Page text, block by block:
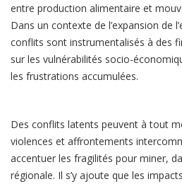
entre production alimentaire et
Dans un contexte de l’expansion de
conflits sont instrumentalisés à des
sur les vulnérabilités socio-
les frustrations accumulées.
Des conflits latents peuvent à tout
violences et affrontements
accentuer les fragilités pour miner,
régionale. Il s’y ajoute que les